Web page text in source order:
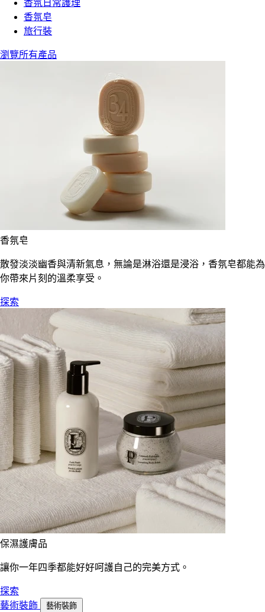
香氛日常護理
香氛皂
旅行裝
瀏覽所有產品
香氛皂
散發淡淡幽香與清新氣息，無論是淋浴還是浸浴，香氛皂都能為
你帶來片刻的溫柔享受。
探索
保濕護膚品
讓你一年四季都能好好呵護自己的完美方式。
探索
藝術裝飾
藝術裝飾